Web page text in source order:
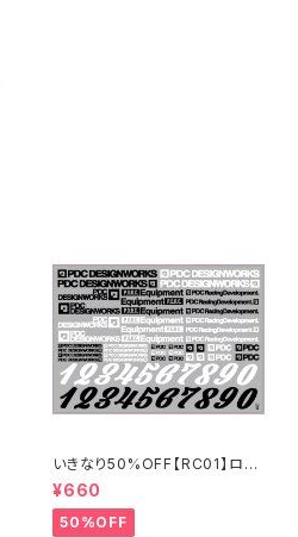
いきなり50%OFF【RC01】ロゴ
ステッカー2024
¥660
50%OFF